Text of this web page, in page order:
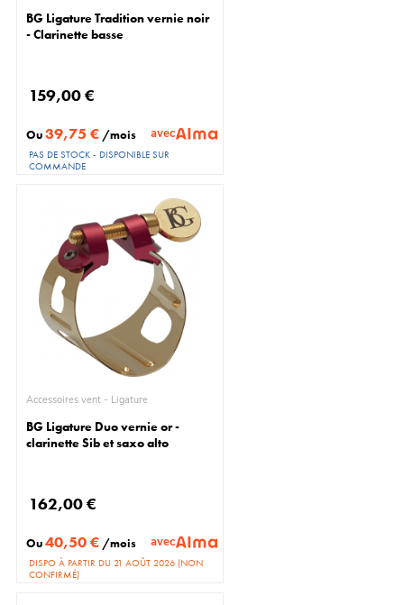
BG Ligature Tradition vernie noir
- Clarinette basse
159,00 €
Ou39,75 € /mois avec
PAS DE STOCK - DISPONIBLE SUR
COMMANDE
Accessoires vent - Ligature
BG Ligature Duo vernie or -
clarinette Sib et saxo alto
162,00 €
Ou40,50 € /mois avec
DISPO À PARTIR DU 21 AOÛT 2026 (NON
CONFIRMÉ)